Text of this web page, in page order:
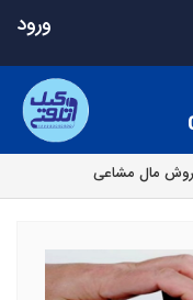
ورود
مال مشاعی